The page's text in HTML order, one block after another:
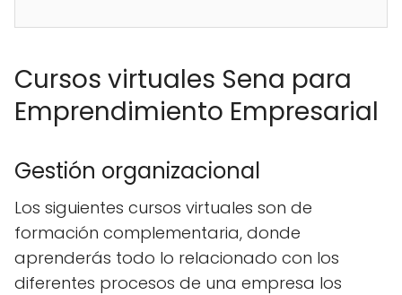
Cursos virtuales Sena para
Emprendimiento Empresarial
Gestión organizacional
Los siguientes cursos virtuales son de
formación complementaria, donde
aprenderás todo lo relacionado con los
diferentes procesos de una empresa los